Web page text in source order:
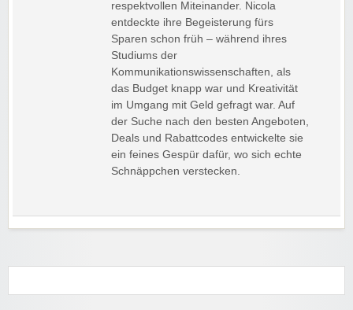
respektvollen Miteinander. Nicola
entdeckte ihre Begeisterung fürs
Sparen schon früh – während ihres
Studiums der
Kommunikationswissenschaften, als
das Budget knapp war und Kreativität
im Umgang mit Geld gefragt war. Auf
der Suche nach den besten Angeboten,
Deals und Rabattcodes entwickelte sie
ein feines Gespür dafür, wo sich echte
Schnäppchen verstecken.